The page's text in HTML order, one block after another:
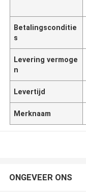
Betalingsconditie
s
Levering vermoge
n
Levertijd
Merknaam
ONGEVEER ONS